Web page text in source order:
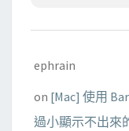
ephrain
on [Mac] 使用
過小顯示不出來